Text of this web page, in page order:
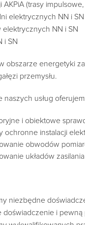
AKPiA (trasy
elektrycznych NN i SN
elektrycznych NN i SN
i SN
w obszarze energetyki
przemysłu.
naszych usług
i obiektowe
ochronne instalacji
obwodów
układów
niezbędne
doświadczenie i pewną